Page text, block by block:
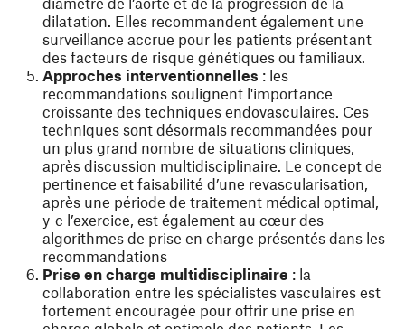
dilatation. Elles recommandent également une
surveillance accrue pour les patients présentant
des facteurs de risque génétiques ou familiaux.
Approches interventionnelles : les
recommandations soulignent l'importance
croissante des techniques endovasculaires. Ces
techniques sont désormais recommandées pour
un plus grand nombre de situations cliniques,
après discussion multidisciplinaire. Le concept de
pertinence et faisabilité d’une revascularisation,
après une période de traitement médical optimal,
y-c l’exercice, est également au cœur des
algorithmes de prise en charge présentés dans les
recommandations
Prise en charge multidisciplinaire : la
collaboration entre les spécialistes vasculaires est
fortement encouragée pour offrir une prise en